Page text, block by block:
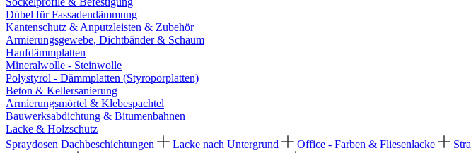
Dübel für Fassadendämmung
Kantenschutz & Anputzleisten & Zubehör
Armierungsgewebe, Dichtbänder & Schaum
Hanfdämmplatten
Mineralwolle - Steinwolle
Polystyrol - Dämmplatten (Styroporplatten)
Beton & Kellersanierung
Armierungsmörtel & Klebespachtel
Bauwerksabdichtung & Bitumenbahnen
Lacke & Holzschutz
Spraydosen Dachbeschichtungen Lacke nach Untergrund Office - Farben & Fliesenlacke